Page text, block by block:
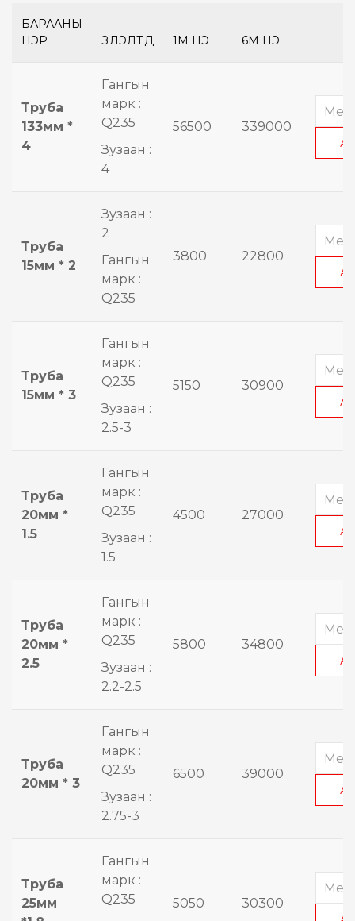
БАРААНЫ
НЭР
ҮЗҮҮЛЭЛТҮҮД 1М ҮНЭ 6М ҮНЭ
Труба
133мм *
4
Гангын
марк :
Q235
Зузаан :
4
56500 339000
Труба
15мм * 2
Зузаан :
2
Гангын
марк :
Q235
3800 22800
Труба
15мм * 3
Гангын
марк :
Q235
Зузаан :
2.5-3
5150 30900
Труба
20мм *
1.5
Гангын
марк :
Q235
Зузаан :
1.5
4500 27000
Труба
20мм *
2.5
Гангын
марк :
Q235
Зузаан :
2.2-2.5
5800 34800
Труба
20мм * 3
Гангын
марк :
Q235
Зузаан :
2.75-3
6500 39000
Труба
25мм
Гангын
марк :
Q235
5050 30300